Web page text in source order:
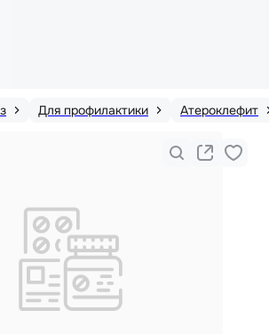
Для профилактики Атероклефит